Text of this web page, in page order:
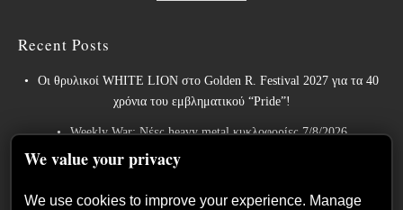
Recent Posts
Ανταπόκριση: Hills Of Rock 2026, Plovdiv BG – Day 3. Paradise
We value your privacy
We use cookies to improve your experience. Manage